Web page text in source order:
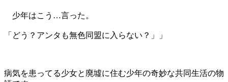
少年はこう…言った。
「どう？アンタも無色同盟に入らない？」」
病気を患ってる少女と廃墟に住む少年の奇妙な共同生活の物